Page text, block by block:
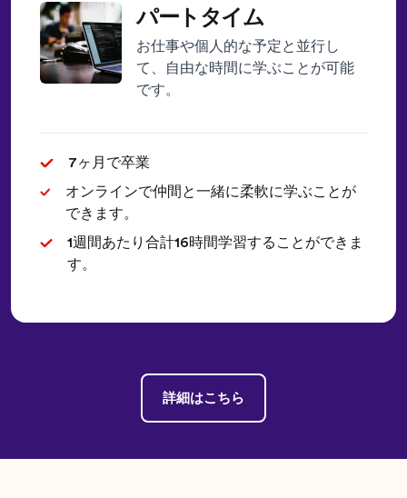
パートタイム
お仕事や個人的な予定と並行し
て、自由な時間に学ぶことが可能
です。
7ヶ月で卒業
オンラインで仲間と一緒に柔軟に学ぶことが
できます。
1週間あたり合計16時間学習することができま
す。
詳細はこちら